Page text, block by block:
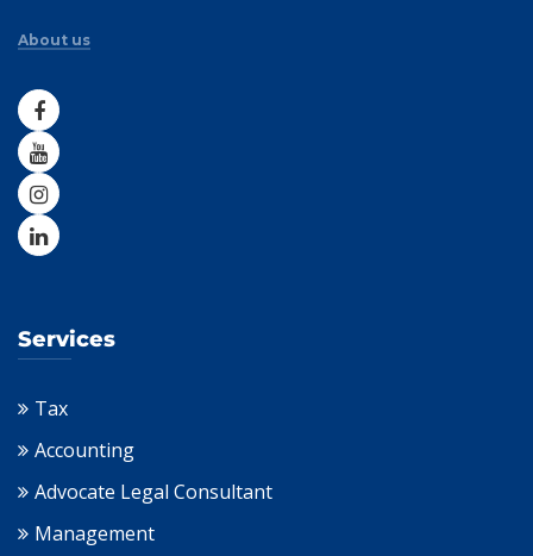
About us
Services
Tax
Accounting
Advocate Legal Consultant
Management